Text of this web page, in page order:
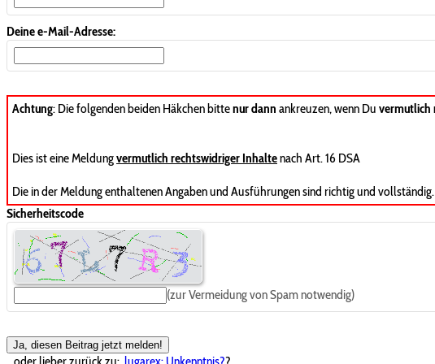
Deine e-Mail-Adresse:
Achtung: Die folgenden beiden Häkchen bittenur dann ankreuzen, wenn Du vermutlich
Dies ist eine Meldungvermutlich rechtswidriger Inhaltenach Art. 16 DSA
Die in der Meldung enthaltenen Angaben und Ausführungen sind richtig und vollständig.
Sicherheitscode
(zur Vermeidung von Spam notwendig)
Ja, diesen Beitrag jetzt melden!
...oder lieber zurück zu: lugarex: Unkenntnis??